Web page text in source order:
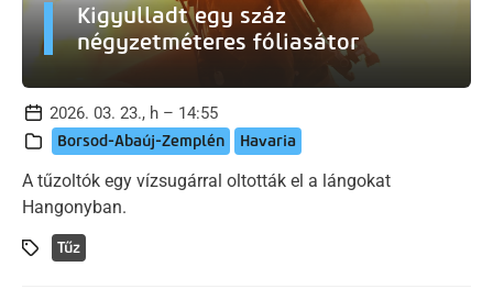
Kigyulladt egy száz
négyzetméteres fóliasátor
2026. 03. 23., h – 14:55
Borsod-Abaúj-Zemplén Havaria
A tűzoltók egy vízsugárral oltották el a lángokat
Hangonyban.
Tűz